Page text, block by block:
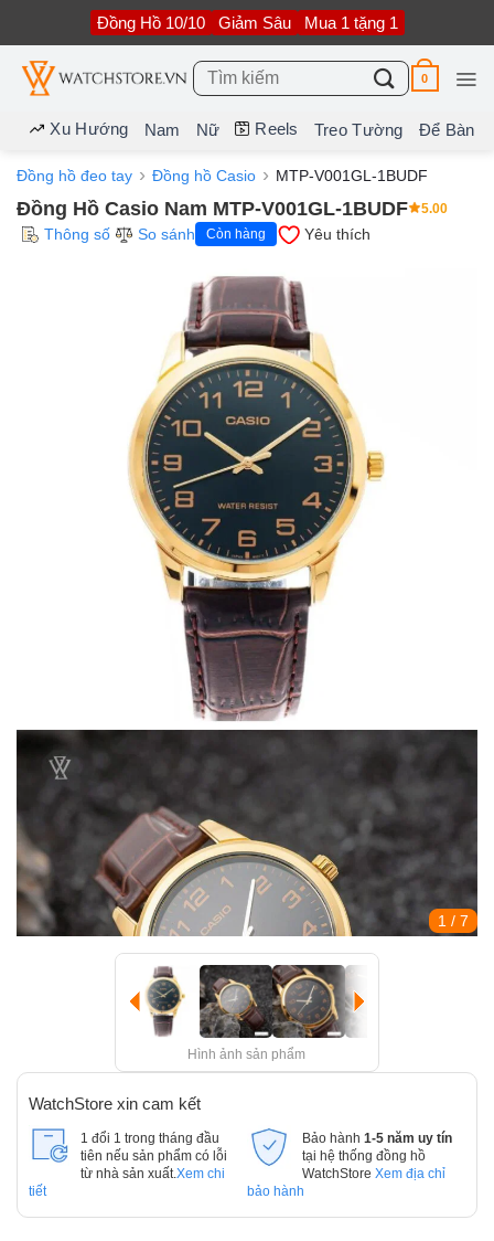
nội
dung
Đồng Hồ 10/10 Giảm Sâu Mua 1 tặng 1
Tìm
kiếm:
0
Xu Hướng Nam Nữ Reels Treo Tường Để Bàn
Đồng hồ đeo tay Đồng hồ Casio MTP-V001GL-1BUDF
Đồng Hồ Casio Nam MTP-V001GL-1BUDF 5.00
Thông số So sánh Còn hàng Yêu thích
1 / 7
Hình ảnh sản phẩm
WatchStore xin cam kết
1 đổi 1 trong tháng đầu
tiên nếu sản phẩm có lỗi
từ nhà sản xuất. Xem chi
tiết
Bảo hành 1-5 năm uy tín
tại hệ thống đồng hồ
WatchStore Xem địa chỉ
bảo hành